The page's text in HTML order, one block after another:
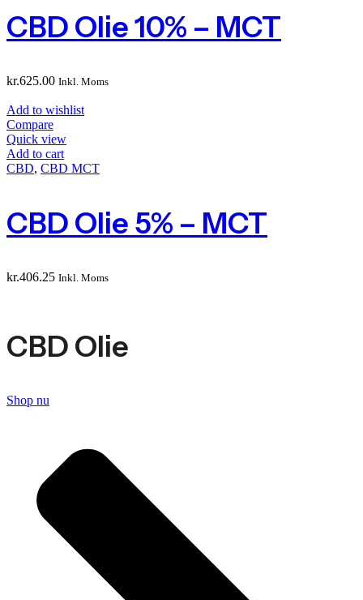
CBD Olie 10% – MCT
kr.625.00 Inkl. Moms
Add to wishlist
Compare
Quick view
Add to cart
CBD, CBD MCT
CBD Olie 5% – MCT
kr.406.25 Inkl. Moms
CBD Olie
Shop nu